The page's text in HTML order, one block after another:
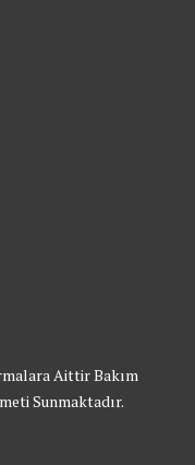
Aittir Bakım
Sunmaktadır.